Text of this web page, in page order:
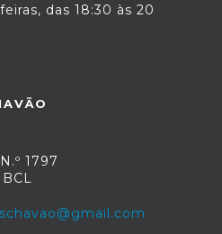
das 18:30 às 20
1797